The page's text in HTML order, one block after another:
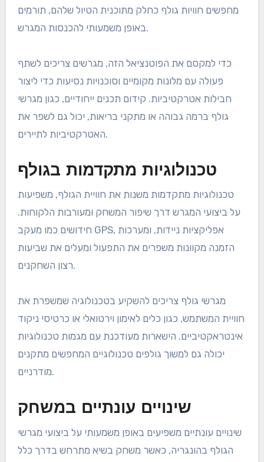
מחפשים חוויות גולף כחלק מתוכנית הטיול שלהם, תורמים
באופן משמעותי להכנסות המגרש.
כדי למקסם את הפוטנציאל הזה, מגרשים צריכים לשתף
פעולה עם מלונות מקומיים וסוכנויות נסיעות כדי ליצור
חבילות אטרקטיביות. קידום תכנים ייחודיים, כגון מגרשי
גולף ברמה גבוהה או מתקני בריאות, יכול גם לשפר את
האטרקטיביות לתיירים.
טכנולוגיות מתקדמות בגולף
טכנולוגיות מתקדמות משנות את חוויית הגולף, משפיעות
על ביצועי המגרש דרך שיפור המשחק ומעורבות הלקוחות.
חידושים כמו מעקב GPS, אפליקציות ניידות, ומערכות
הזמנה מקוונות משפרים את התפעול ומעלים את שביעות
רצון השחקנים.
מגרשי גולף צריכים להשקיע בטכנולוגיה שמשפרת את
חוויית המשתמש, כגון כלים לאימון וירטואלי או כרטיסי ניקוד
אינטראקטיביים. הישארות מעודכנת עם מגמות טכנולוגיות
יכולה גם למשוך גולפים טכנולוגיים המחפשים מתקנים
מודרניים.
שינויים עונתיים במשחק
שינויים עונתיים משפיעים באופן משמעותי על ביצועי מגרשי
הגולף בהונגריה, כאשר משחק בשיא מתרחש בדרך כלל